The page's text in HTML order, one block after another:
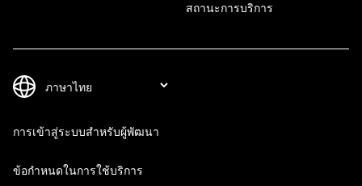
สถานะการบริการ
การเข้าสู่ระบบสำหรับผู้พัฒนา
ข้อกำหนดในการใช้บริการ